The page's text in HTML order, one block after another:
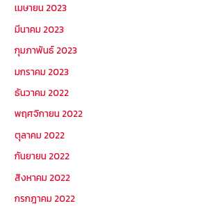
เมษายน 2023
มีนาคม 2023
กุมภาพันธ์ 2023
มกราคม 2023
ธันวาคม 2022
พฤศจิกายน 2022
ตุลาคม 2022
กันยายน 2022
สิงหาคม 2022
กรกฎาคม 2022